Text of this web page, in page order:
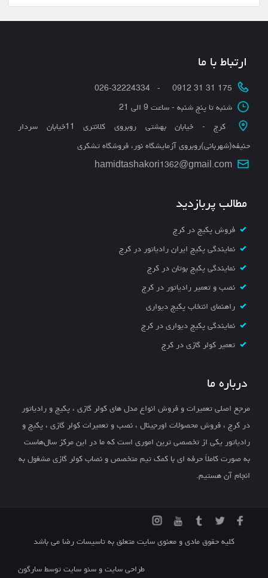
ارتباط با ما
175 31 31 0912 - 026-32224334
شنبه تا پنج شنبه - ساعت 9 الی 21
کرج - خیابان بهشتی روبروی کلانتری 11خیابان سردار
حنیفه(شهربانی)روبروی آزمایشگاه نور، فروشگاه تشکری
hamidtashakori1362@gmail.com
مطالب پربازدید
فروش پکیج در کرج
نمایندگی پکیج ایران رادیاتور در کرج
نمایندگی پکیج بوتان در کرج
نصب و تعمیر رادیاتور در کرج
راهنمای انتخاب پکیج دیواری
نمایندگی پکیج دیواری در کرج
تعمیر کولر گازی در کرج
درباره ما
مرجع اصلی تعمیرات و فروش انواع مدل های کولر گازی ، پکیج و رادیاتور
در کرج ، فروش محصولات اورجینال ، نصب و تعمیرات کولر گازی ، پکیج و
رادیاتور یکی از تخصصی ترین اموری است که ما در این مرکز سال‌هاست
به صورت کاملاً حرفه ای با کمک تیم متخصص و نصاب کولر گازی مشغول به
انجام آن هستیم.
کلیه حقوق مادی و معنوی سایت متعلق به تاسیسات رضا می باشد
طراحی سایتوسئو سایتتوسطسارگون